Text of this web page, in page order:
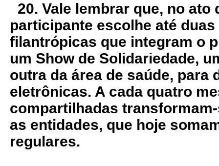
20. Vale lembrar que, no ato
participante escolhe até
filantrópicas que integram o
um Show de Solidariedade,
outra da área de saúde, para
eletrônicas. A cada quatro
compartilhadas
as entidades, que hoje
regulares.